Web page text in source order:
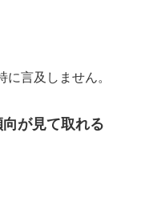
言及しません。
が見て取れる